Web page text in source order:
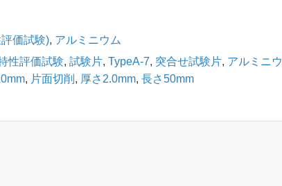
価試験), アルミニウム
性評価試験, 試験片, TypeA-7, 突合せ試験片, アルミニウ
, 片面切削 , 厚さ2.0mm, 長さ50mm